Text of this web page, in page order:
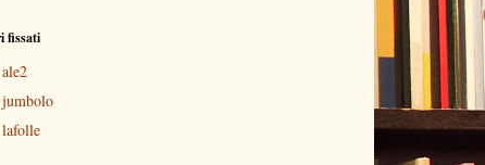
fissati
ale2
jumbolo
lafolle